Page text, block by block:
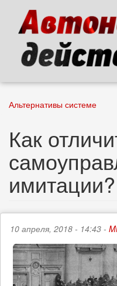
основному
содержанию
Альтернативы системе
Как
имитации?
10 апреля, 2018 - 14:43 -